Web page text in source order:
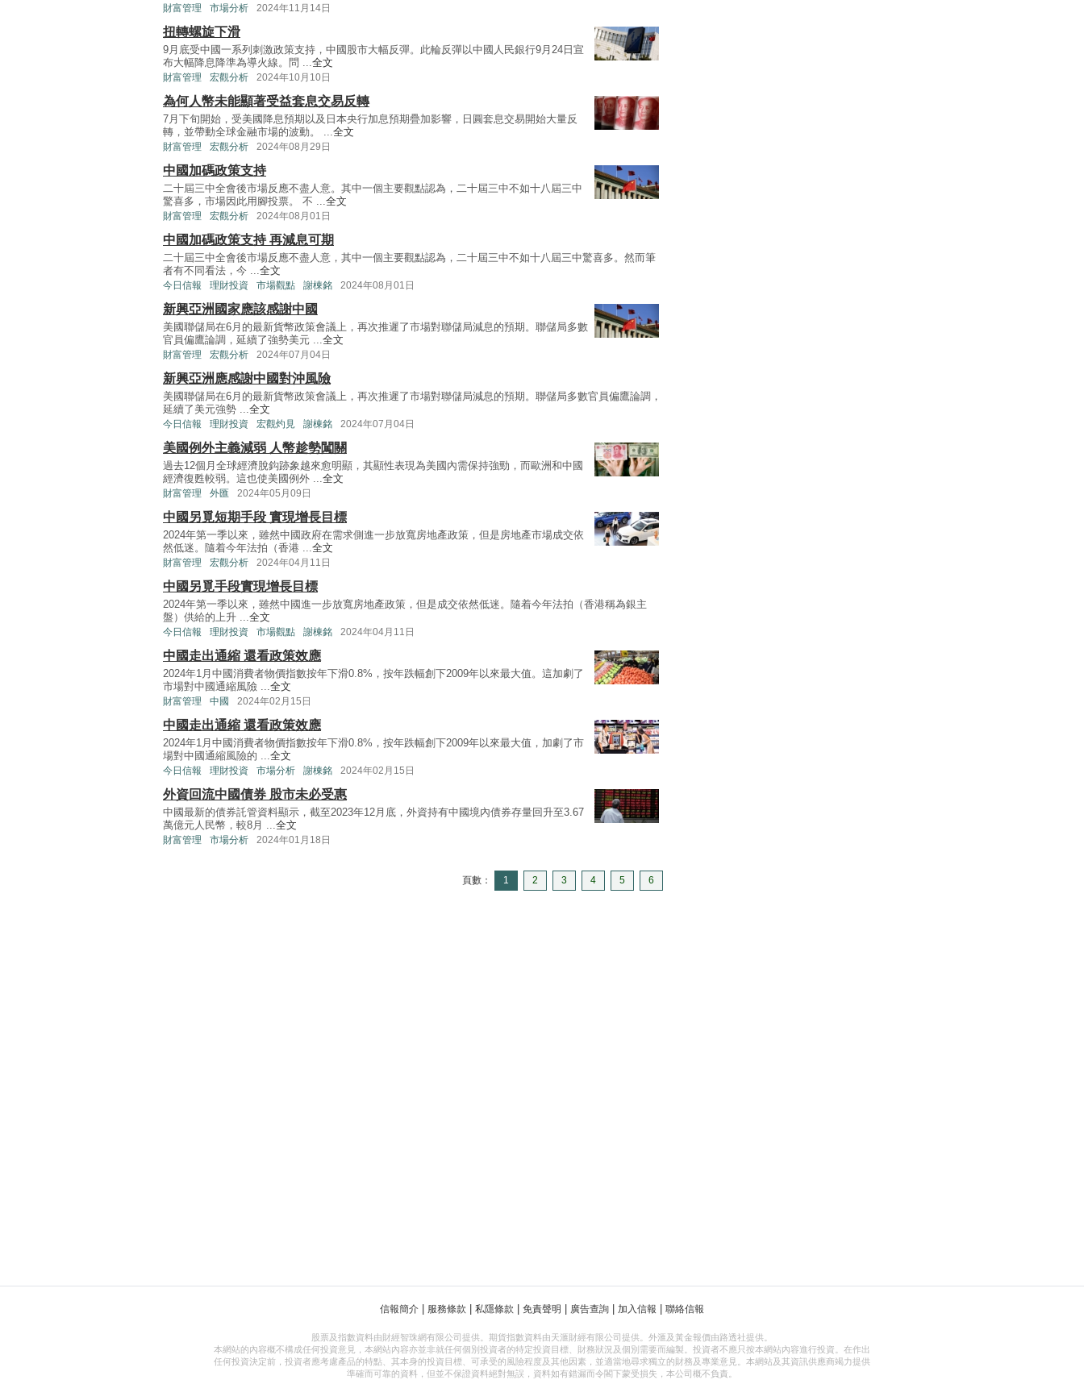
財富管理 市場分析 2024年11月14日
扭轉螺旋下滑
9月底受中國一系列刺激政策支持，中國股市大幅反彈。此輪反彈以中國人民銀行9月24日宣
布大幅降息降準為導火線。問 ...全文
財富管理 宏觀分析 2024年10月10日
為何人幣未能顯著受益套息交易反轉
7月下旬開始，受美國降息預期以及日本央行加息預期疊加影響，日圓套息交易開始大量反
轉，並帶動全球金融市場的波動。 ...全文
財富管理 宏觀分析 2024年08月29日
中國加碼政策支持
二十屆三中全會後市場反應不盡人意。其中一個主要觀點認為，二十屆三中不如十八屆三中
驚喜多，市場因此用腳投票。 不 ...全文
財富管理 宏觀分析 2024年08月01日
中國加碼政策支持 再減息可期
二十屆三中全會後市場反應不盡人意，其中一個主要觀點認為，二十屆三中不如十八屆三中驚喜多。然而筆
者有不同看法，今 ...全文
今日信報 理財投資 市場觀點 謝棟銘 2024年08月01日
新興亞洲國家應該感謝中國
美國聯儲局在6月的最新貨幣政策會議上，再次推遲了市場對聯儲局減息的預期。聯儲局多數
官員偏鷹論調，延續了強勢美元 ...全文
財富管理 宏觀分析 2024年07月04日
新興亞洲應感謝中國對沖風險
美國聯儲局在6月的最新貨幣政策會議上，再次推遲了市場對聯儲局減息的預期。聯儲局多數官員偏鷹論調，
延續了美元強勢 ...全文
今日信報 理財投資 宏觀灼見 謝棟銘 2024年07月04日
美國例外主義減弱 人幣趁勢闖關
過去12個月全球經濟脫鈎跡象越來愈明顯，其顯性表現為美國內需保持強勁，而歐洲和中國
經濟復甦較弱。這也使美國例外 ...全文
財富管理 外匯 2024年05月09日
中國另覓短期手段 實現增長目標
2024年第一季以來，雖然中國政府在需求側進一步放寬房地產政策，但是房地產市場成交依
然低迷。隨着今年法拍（香港 ...全文
財富管理 宏觀分析 2024年04月11日
中國另覓手段實現增長目標
2024年第一季以來，雖然中國進一步放寬房地產政策，但是成交依然低迷。隨着今年法拍（香港稱為銀主
盤）供給的上升 ...全文
今日信報 理財投資 市場觀點 謝棟銘 2024年04月11日
中國走出通縮 還看政策效應
2024年1月中國消費者物價指數按年下滑0.8%，按年跌幅創下2009年以來最大值。這加劇了
市場對中國通縮風險 ...全文
財富管理 中國 2024年02月15日
中國走出通縮 還看政策效應
2024年1月中國消費者物價指數按年下滑0.8%，按年跌幅創下2009年以來最大值，加劇了市
場對中國通縮風險的 ...全文
今日信報 理財投資 市場分析 謝棟銘 2024年02月15日
外資回流中國債券 股市未必受惠
中國最新的債券託管資料顯示，截至2023年12月底，外資持有中國境內債券存量回升至3.67
萬億元人民幣，較8月 ...全文
財富管理 市場分析 2024年01月18日
頁數： 1 2 3 4 5 6
信報簡介 服務條款 私隱條款 免責聲明 廣告查詢 加入信報 聯絡信報
股票及指數資料由財經智珠網有限公司提供。期貨指數資料由天滙財經有限公司提供。外滙及黃金報價由路透社提供。
本網站的內容概不構成任何投資意見，本網站內容亦並非就任何個別投資者的特定投資目標、財務狀況及個別需要而編製。投資者不應只按本網站內容進行投資。在作出
任何投資決定前，投資者應考慮產品的特點、其本身的投資目標、可承受的風險程度及其他因素，並適當地尋求獨立的財務及專業意見。本網站及其資訊供應商竭力提供
準確而可靠的資料，但並不保證資料絕對無誤，資料如有錯漏而令閣下蒙受損失，本公司概不負責。